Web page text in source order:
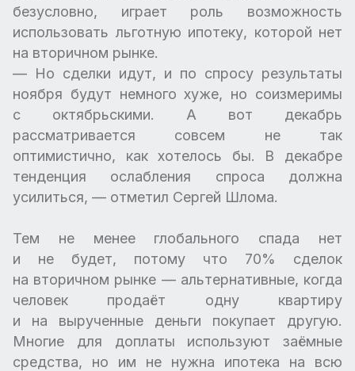
безусловно, играет роль возможность
использовать льготную ипотеку, которой нет
на вторичном рынке.
— Но сделки идут, и по спросу результаты
ноября будут немного хуже, но соизмеримы
с октябрьскими. А вот декабрь
рассматривается совсем не так
оптимистично, как хотелось бы. В декабре
тенденция ослабления спроса должна
усилиться, — отметил Сергей Шлома.
Тем не менее глобального спада нет
и не будет, потому что 70% сделок
на вторичном рынке — альтернативные, когда
человек продаёт одну квартиру
и на вырученные деньги покупает другую.
Многие для доплаты используют заёмные
средства, но им не нужна ипотека на всю